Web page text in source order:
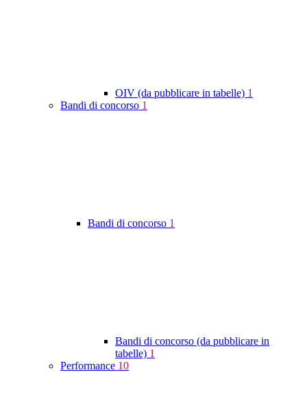
OIV (da pubblicare in tabelle) 1
Bandi di concorso 1
Bandi di concorso 1
Bandi di concorso (da pubblicare in
tabelle) 1
Performance 10